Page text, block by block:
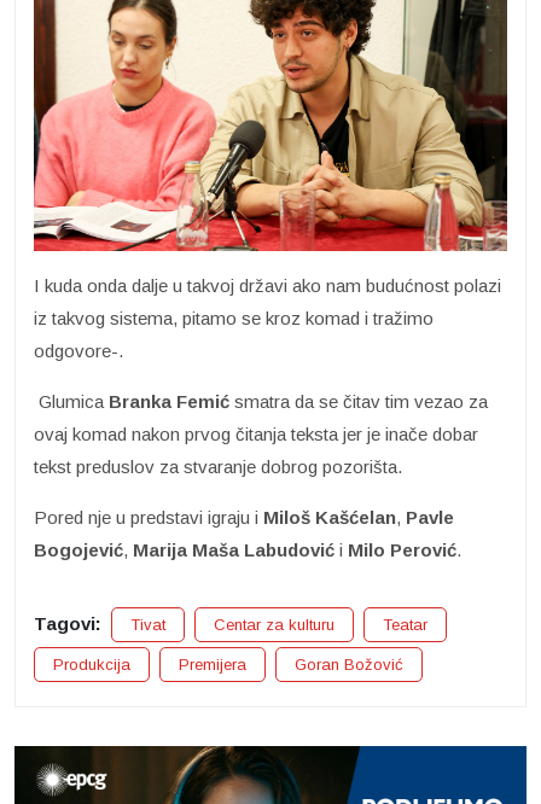
I kuda onda dalje u takvoj državi ako nam budućnost polazi
iz takvog sistema, pitamo se kroz komad i tražimo
odgovore-.
Glumica Branka Femić smatra da se čitav tim vezao za
ovaj komad nakon prvog čitanja teksta jer je inače dobar
tekst preduslov za stvaranje dobrog pozorišta.
Pored nje u predstavi igraju i Miloš Kašćelan, Pavle
Bogojević, Marija Maša Labudović i Milo Perović.
Tagovi: Tivat Centar za kulturu Teatar
Produkcija Premijera Goran Božović